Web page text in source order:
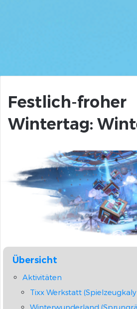
Festlich-froher
Wintertag:
Übersicht
Aktivitäten
Tixx Werkstatt